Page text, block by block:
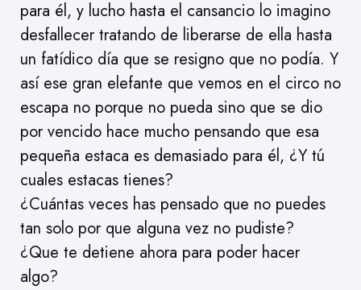
para él, y lucho hasta el cansancio lo imagino
desfallecer tratando de liberarse de ella hasta
un fatídico día que se resigno que no podía. Y
así ese gran elefante que vemos en el circo no
escapa no porque no pueda sino que se dio
por vencido hace mucho pensando que esa
pequeña estaca es demasiado para él, ¿Y tú
cuales estacas tienes?
¿Cuántas veces has pensado que no puedes
tan solo por que alguna vez no pudiste?
¿Que te detiene ahora para poder hacer
algo?